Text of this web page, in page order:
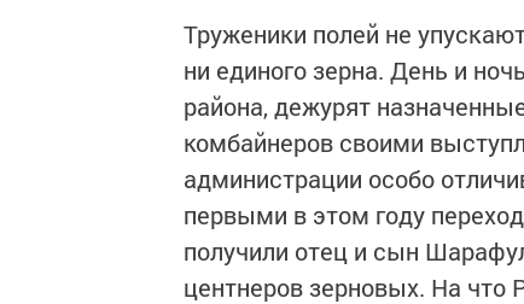
Труженики полей не
ни единого зерна. День и
района, дежурят
комбайнеров своими
администрации особо
первыми в этом году
получили отец и сын
центнеров зерновых. На что